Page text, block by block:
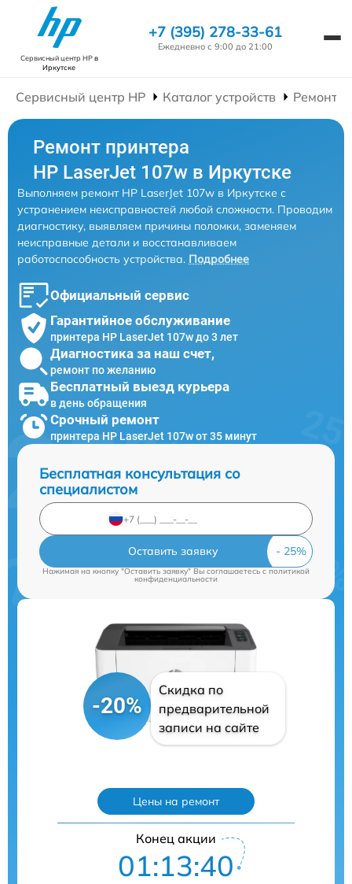
Сервисный центр HPв
Иркутске
+7 (395) 278-33-61
Ежедневно с 9:00 до 21:00
Сервисный центр HP Каталог устройств Ремонт
Ремонт принтера
HP LaserJet 107w в Иркутске
Выполняем ремонт HP LaserJet 107w в Иркутске с
устранением неисправностей любой сложности. Проводим
диагностику, выявляем причины поломки, заменяем
неисправные детали и восстанавливаем
работоспособность устройства. Подробнее
Официальный сервис
Гарантийное обслуживание
принтера HP LaserJet 107w до 3 лет
Диагностика за наш счет,
ремонт по желанию
Бесплатный выезд курьера
в день обращения
Срочный ремонт
принтера HP LaserJet 107w от 35 минут
Бесплатная консультация со
специалистом
Оставить заявку
Нажимая на кнопку "Оставить заявку" Вы соглашаетесь cполитикой
конфиденциальности
-20%
Скидка по
предварительной
записи на сайте
Цены на ремонт
Конец акции
01:13:39